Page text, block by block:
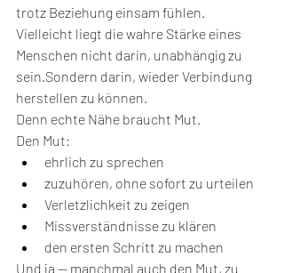
trotz Beziehung einsam fühlen.
Vielleicht liegt die wahre Stärke eines
Menschen nicht darin, unabhängig zu
sein.Sondern darin, wieder Verbindung
herstellen zu können.
Denn echte Nähe braucht Mut.
Den Mut:
ehrlich zu sprechen
zuzuhören, ohne sofort zu urteilen
Verletzlichkeit zu zeigen
Missverständnisse zu klären
den ersten Schritt zu machen
Und ja — manchmal auch den Mut, zu